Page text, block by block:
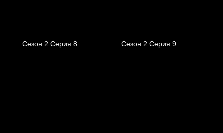
Сезон 2 Серия 8 Сезон 2 Серия 9